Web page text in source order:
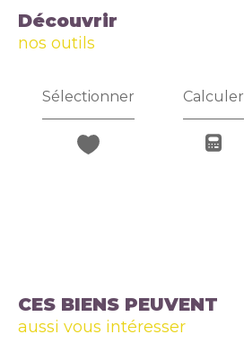
découvrir
nos outils
Sélectionner Calculer
CES BIENS PEUVENT
aussi vous intéresser